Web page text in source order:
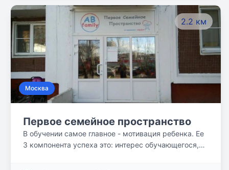
2.2 км
Москва
Первое семейное пространство
В обучении самое главное - мотивация ребенка. Ее
3 компонента успеха это: интерес обучающегося,